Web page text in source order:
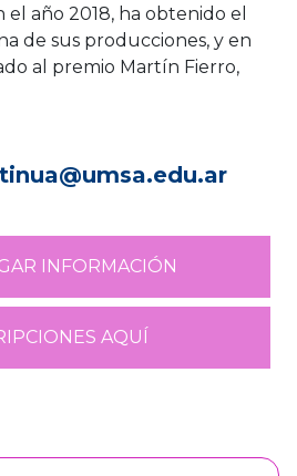
año 2018, ha obtenido el
de sus producciones, y en
al premio Martín Fierro,
INFORMACIÓN
AQUÍ